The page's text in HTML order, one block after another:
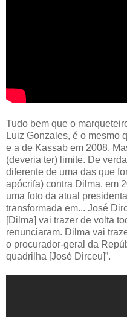
Tudo bem que o
Luiz Gonzales, é o mesmo
e a de Kassab em 2008.
(deveria ter) limite. De
diferente de uma das que
apócrifa) contra Dilma, em
uma foto da atual
transformada em... José
[Dilma] vai trazer de volta
renunciaram. Dilma vai
o procurador-geral da
quadrilha [José Dirceu]”.